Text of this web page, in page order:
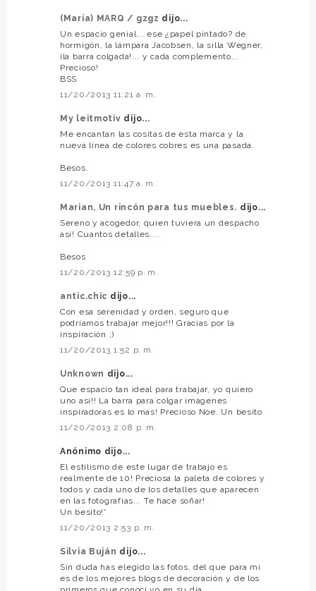
(María) MARQ / gzgz dijo...
Un espacio genial... ese ¿papel pintado? de
hormigón, la lámpara Jacobsen, la silla Wegner,
¡la barra colgada!... y cada complemento...
Precioso!
BSS
11/20/2013 11:21 a. m.
My leitmotiv dijo...
Me encantan las cositas de esta marca y la
nueva línea de colores cobres es una pasada.
Besos.
11/20/2013 11:47 a. m.
Marian, Un rincón para tus muebles. dijo...
Sereno y acogedor, quien tuviera un despacho
así! Cuantos detalles....
Besos
11/20/2013 12:59 p. m.
antic.chic dijo...
Con esa serenidad y orden, seguro que
podríamos trabajar mejor!!! Gracias por la
inspiración ;)
11/20/2013 1:52 p. m.
Unknown dijo...
Que espacio tan ideal para trabajar, yo quiero
uno así!! La barra para colgar imágenes
inspiradoras es lo mas! Precioso Noe. Un besito
11/20/2013 2:08 p. m.
Anónimo dijo...
El estilismo de este lugar de trabajo es
realmente de 10! Preciosa la paleta de colores y
todos y cada uno de los detalles que aparecen
en las fotografías... Te hace soñar!
Un besito!*
11/20/2013 2:53 p. m.
Silvia Buján dijo...
Sin duda has elegido las fotos, del que para mi
es de los mejores blogs de decoración y de los